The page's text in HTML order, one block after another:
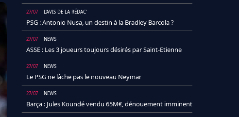
27/07 L'AVIS DE LA RÉDAC'
PSG : Antonio Nusa, un destin à la Bradley Barcola ?
27/07 NEWS
ASSE : Les 3 joueurs toujours désirés par Saint-Etienne
27/07 NEWS
Le PSG ne lâche pas le nouveau Neymar
27/07 NEWS
Barça : Jules Koundé vendu 65M€, dénouement imminent